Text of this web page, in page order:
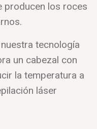
producen los roces
tecnología
un cabezal con
la temperatura a
láser